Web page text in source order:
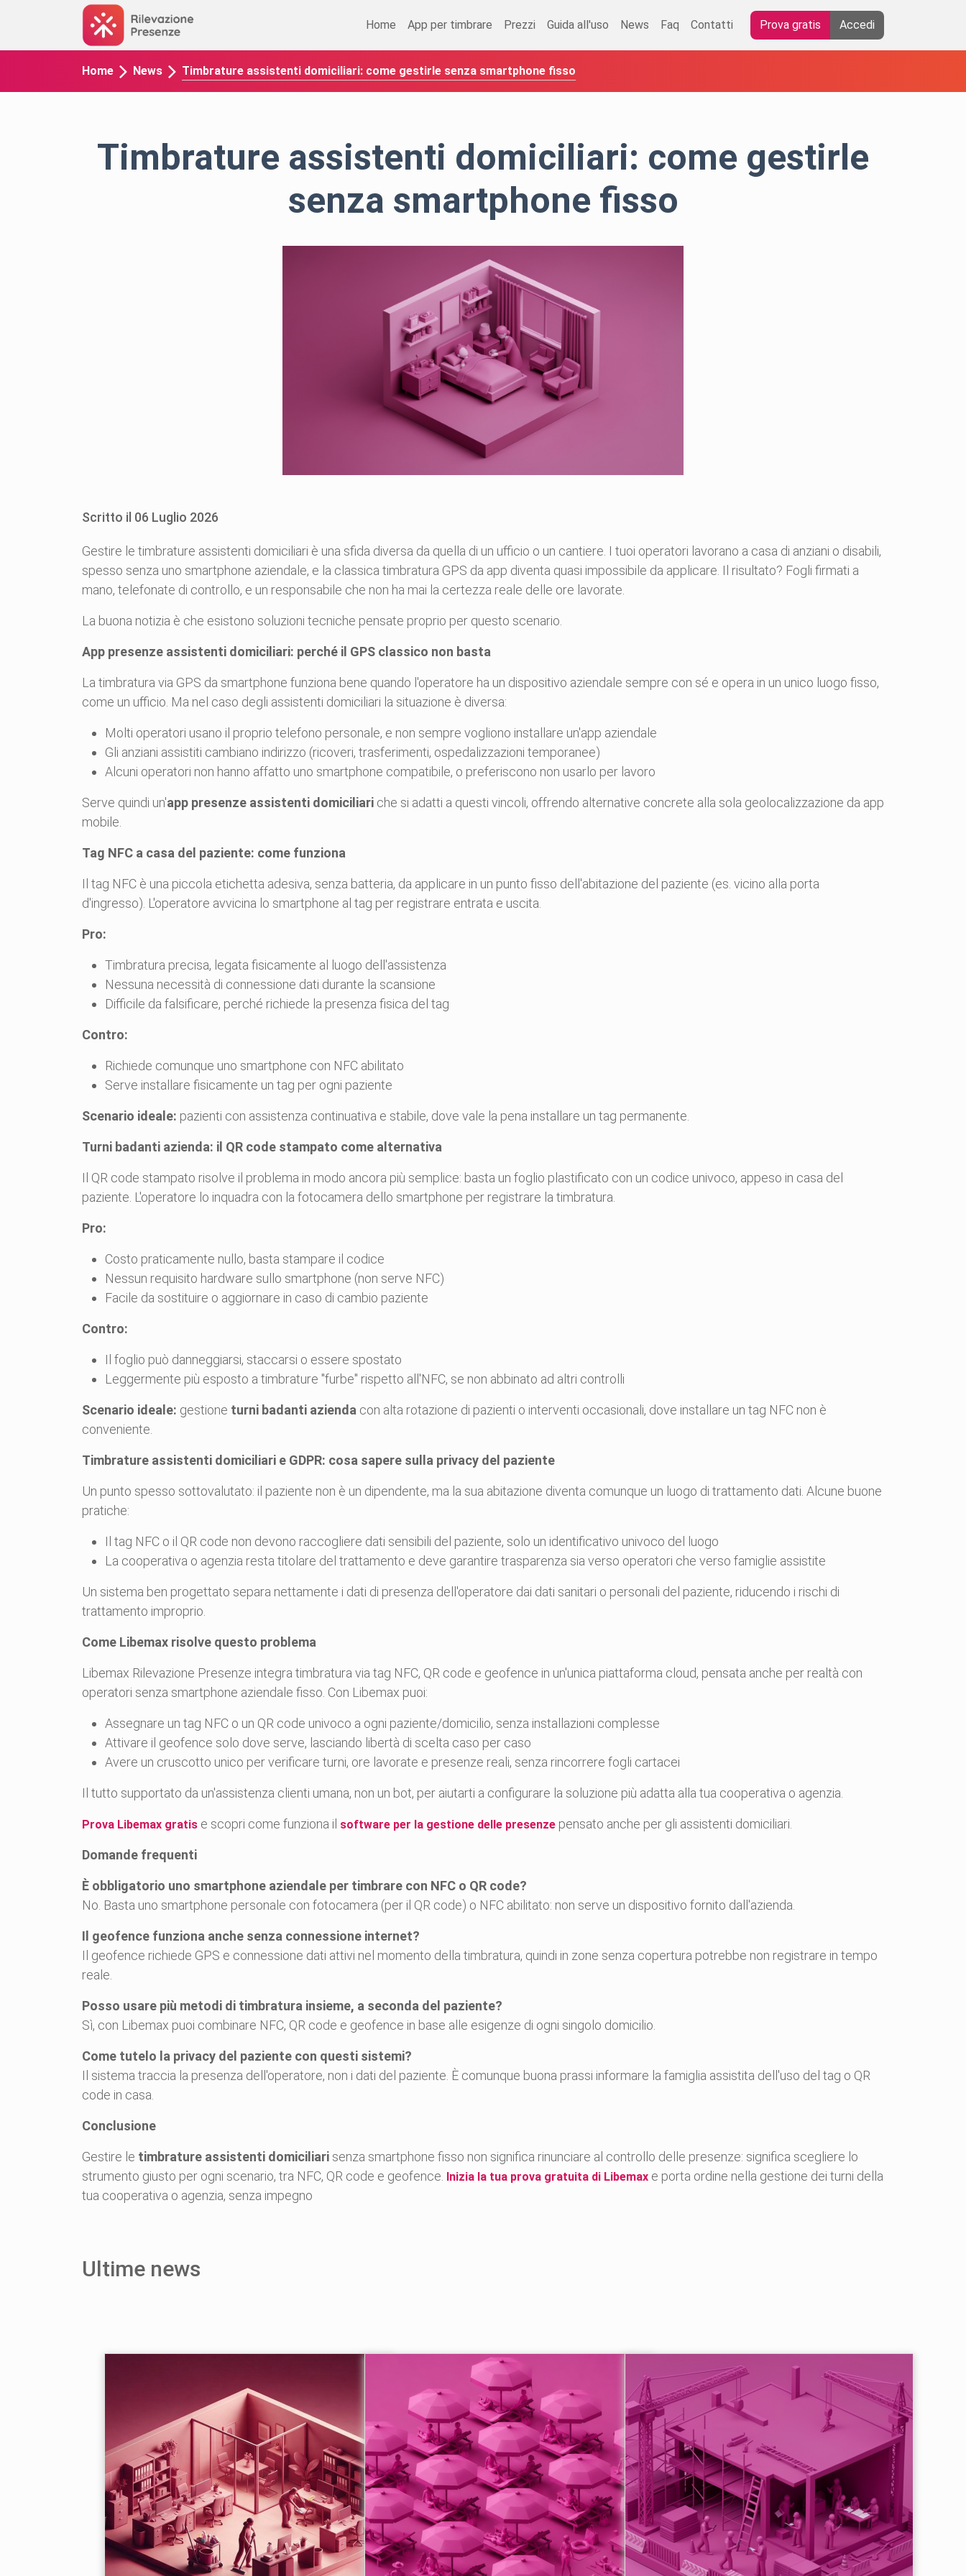
Home App per timbrare Prezzi Guida all'uso News Faq Contatti Prova gratis Accedi
Home News Timbrature assistenti domiciliari: come gestirle senza smartphone fisso
Timbrature assistenti domiciliari: come gestirle
senza smartphone fisso
Scritto il 06 Luglio 2026
Gestire le timbrature assistenti domiciliari è una sfida diversa da quella di un ufficio o un cantiere. I tuoi operatori lavorano a casa di anziani o disabili,
spesso senza uno smartphone aziendale, e la classica timbratura GPS da app diventa quasi impossibile da applicare. Il risultato? Fogli firmati a
mano, telefonate di controllo, e un responsabile che non ha mai la certezza reale delle ore lavorate.
La buona notizia è che esistono soluzioni tecniche pensate proprio per questo scenario.
App presenze assistenti domiciliari: perché il GPS classico non basta
La timbratura via GPS da smartphone funziona bene quando l'operatore ha un dispositivo aziendale sempre con sé e opera in un unico luogo fisso,
come un ufficio. Ma nel caso degli assistenti domiciliari la situazione è diversa:
Molti operatori usano il proprio telefono personale, e non sempre vogliono installare un'app aziendale
Gli anziani assistiti cambiano indirizzo (ricoveri, trasferimenti, ospedalizzazioni temporanee)
Alcuni operatori non hanno affatto uno smartphone compatibile, o preferiscono non usarlo per lavoro
Serve quindi un'app presenze assistenti domiciliari che si adatti a questi vincoli, offrendo alternative concrete alla sola geolocalizzazione da app
mobile.
Tag NFC a casa del paziente: come funziona
Il tag NFC è una piccola etichetta adesiva, senza batteria, da applicare in un punto fisso dell'abitazione del paziente (es. vicino alla porta
d'ingresso). L'operatore avvicina lo smartphone al tag per registrare entrata e uscita.
Pro:
Timbratura precisa, legata fisicamente al luogo dell'assistenza
Nessuna necessità di connessione dati durante la scansione
Difficile da falsificare, perché richiede la presenza fisica del tag
Contro:
Richiede comunque uno smartphone con NFC abilitato
Serve installare fisicamente un tag per ogni paziente
Scenario ideale: pazienti con assistenza continuativa e stabile, dove vale la pena installare un tag permanente.
Turni badanti azienda: il QR code stampato come alternativa
Il QR code stampato risolve il problema in modo ancora più semplice: basta un foglio plastificato con un codice univoco, appeso in casa del
paziente. L'operatore lo inquadra con la fotocamera dello smartphone per registrare la timbratura.
Pro:
Costo praticamente nullo, basta stampare il codice
Nessun requisito hardware sullo smartphone (non serve NFC)
Facile da sostituire o aggiornare in caso di cambio paziente
Contro:
Il foglio può danneggiarsi, staccarsi o essere spostato
Leggermente più esposto a timbrature "furbe" rispetto all'NFC, se non abbinato ad altri controlli
Scenario ideale: gestione turni badanti azienda con alta rotazione di pazienti o interventi occasionali, dove installare un tag NFC non è
conveniente.
Timbrature assistenti domiciliari e GDPR: cosa sapere sulla privacy del paziente
Un punto spesso sottovalutato: il paziente non è un dipendente, ma la sua abitazione diventa comunque un luogo di trattamento dati. Alcune buone
pratiche:
Il tag NFC o il QR code non devono raccogliere dati sensibili del paziente, solo un identificativo univoco del luogo
La cooperativa o agenzia resta titolare del trattamento e deve garantire trasparenza sia verso operatori che verso famiglie assistite
Un sistema ben progettato separa nettamente i dati di presenza dell'operatore dai dati sanitari o personali del paziente, riducendo i rischi di
trattamento improprio.
Come Libemax risolve questo problema
Libemax Rilevazione Presenze integra timbratura via tag NFC, QR code e geofence in un'unica piattaforma cloud, pensata anche per realtà con
operatori senza smartphone aziendale fisso. Con Libemax puoi:
Assegnare un tag NFC o un QR code univoco a ogni paziente/domicilio, senza installazioni complesse
Attivare il geofence solo dove serve, lasciando libertà di scelta caso per caso
Avere un cruscotto unico per verificare turni, ore lavorate e presenze reali, senza rincorrere fogli cartacei
Il tutto supportato da un'assistenza clienti umana, non un bot, per aiutarti a configurare la soluzione più adatta alla tua cooperativa o agenzia.
Prova Libemax gratis e scopri come funziona il software per la gestione delle presenze pensato anche per gli assistenti domiciliari.
Domande frequenti
È obbligatorio uno smartphone aziendale per timbrare con NFC o QR code?
No. Basta uno smartphone personale con fotocamera (per il QR code) o NFC abilitato: non serve un dispositivo fornito dall'azienda.
Il geofence funziona anche senza connessione internet?
Il geofence richiede GPS e connessione dati attivi nel momento della timbratura, quindi in zone senza copertura potrebbe non registrare in tempo
reale.
Posso usare più metodi di timbratura insieme, a seconda del paziente?
Sì, con Libemax puoi combinare NFC, QR code e geofence in base alle esigenze di ogni singolo domicilio.
Come tutelo la privacy del paziente con questi sistemi?
Il sistema traccia la presenza dell'operatore, non i dati del paziente. È comunque buona prassi informare la famiglia assistita dell'uso del tag o QR
code in casa.
Conclusione
Gestire le timbrature assistenti domiciliari senza smartphone fisso non significa rinunciare al controllo delle presenze: significa scegliere lo
strumento giusto per ogni scenario, tra NFC, QR code e geofence. Inizia la tua prova gratuita di Libemax e porta ordine nella gestione dei turni della
tua cooperativa o agenzia, senza impegno
Ultime news